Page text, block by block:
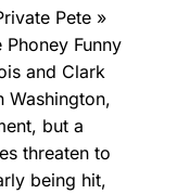
Pete »
Funny
and Clark
Washington,
but a
threaten to
being hit,